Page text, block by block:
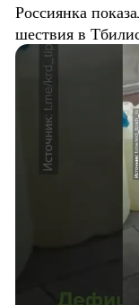
Россиянка
шествия в